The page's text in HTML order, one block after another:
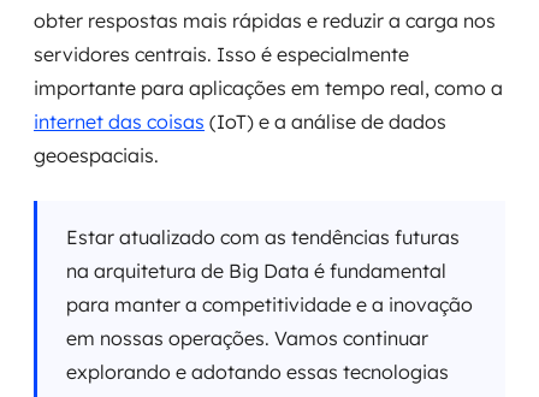
obter respostas mais rápidas e reduzir a carga nos
servidores centrais. Isso é especialmente
importante para aplicações em tempo real, como a
internet das coisas (IoT) e a análise de dados
geoespaciais.
Estar atualizado com as tendências futuras
na arquitetura de Big Data é fundamental
para manter a competitividade e a inovação
em nossas operações. Vamos continuar
explorando e adotando essas tecnologias